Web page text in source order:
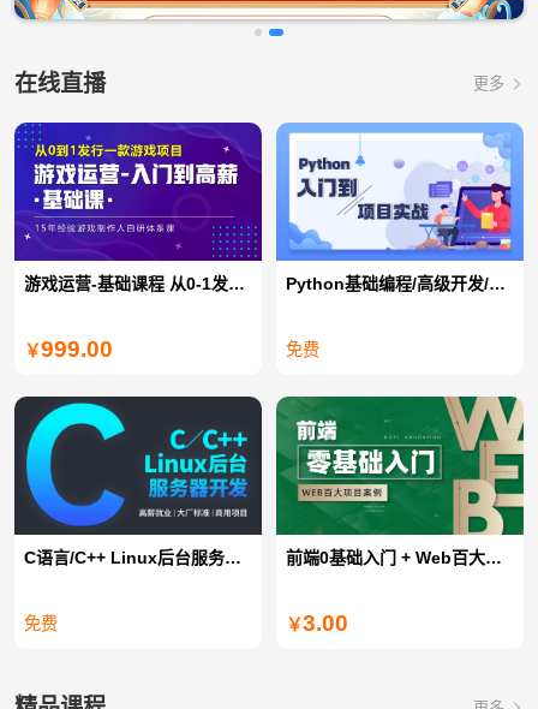
在线直播 更多
游戏运营-基础课程 从0-1发行一款游戏项目
￥999.00
Python基础编程/高级开发/全栈开发/爬虫/数据分析
免费
C语言/C++ Linux后台服务器开发
免费
前端0基础入门 + Web百大项目案例
￥3.00